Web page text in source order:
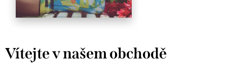
Vítejte v našem obchodě